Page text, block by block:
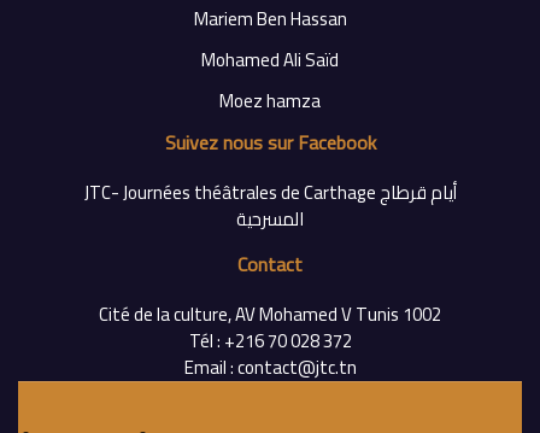
Mariem Ben Hassan
Mohamed Ali Saïd
Moez hamza
Suivez nous sur Facebook
‎JTC- Journées théâtrales de Carthage أيام قرطاج
Contact
Cité de la culture, AV Mohamed V Tunis 1002
Tél : +216 70 028 372
Email : contact@jtc.tn